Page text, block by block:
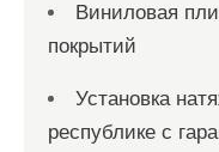
Виниловая
покрытий
Установка
республике с